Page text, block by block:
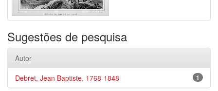
Sugestões de pesquisa
Autor
1
Debret, Jean Baptiste, 1768-1848